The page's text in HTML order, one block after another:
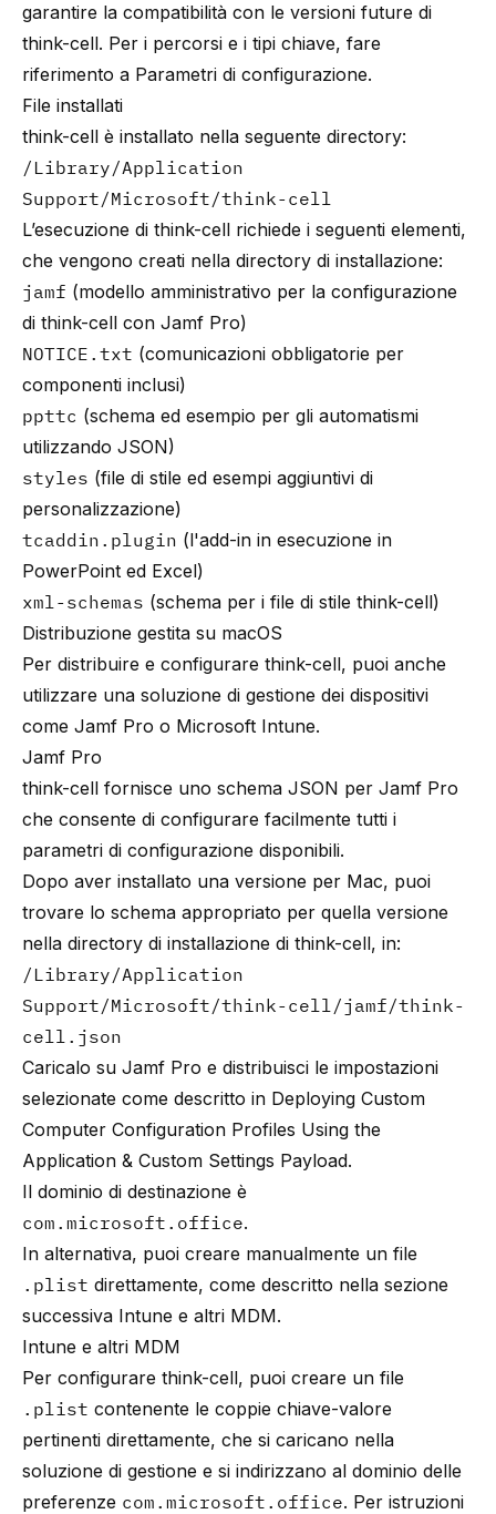
garantire la compatibilità con le versioni future di
think-cell. Per i percorsi e i tipi chiave, fare
riferimento a Parametri di configurazione.
File installati
think-cell è installato nella seguente directory:
/Library/Application
Support/Microsoft/think-cell
L’esecuzione di think-cell richiede i seguenti elementi,
che vengono creati nella directory di installazione:
jamf (modello amministrativo per la configurazione
di think-cell con Jamf Pro)
NOTICE.txt (comunicazioni obbligatorie per
componenti inclusi)
ppttc (schema ed esempio per gli automatismi
utilizzando JSON)
styles (file di stile ed esempi aggiuntivi di
personalizzazione)
tcaddin.plugin (l'add-in in esecuzione in
PowerPoint ed Excel)
xml-schemas (schema per i file di stile think-cell)
Distribuzione gestita su macOS
Per distribuire e configurare think-cell, puoi anche
utilizzare una soluzione di gestione dei dispositivi
come Jamf Pro o Microsoft Intune.
Jamf Pro
think-cell fornisce uno schema JSON per Jamf Pro
che consente di configurare facilmente tutti i
parametri di configurazione disponibili.
Dopo aver installato una versione per Mac, puoi
trovare lo schema appropriato per quella versione
nella directory di installazione di think-cell, in:
/Library/Application
Support/Microsoft/think-cell/jamf/think-
cell.json
Caricalo su Jamf Pro e distribuisci le impostazioni
selezionate come descritto in Deploying Custom
Computer Configuration Profiles Using the
Application & Custom Settings Payload.
Il dominio di destinazione è
com.microsoft.office.
In alternativa, puoi creare manualmente un file
.plist direttamente, come descritto nella sezione
successiva Intune e altri MDM.
Intune e altri MDM
Per configurare think-cell, puoi creare un file
.plist contenente le coppie chiave-valore
pertinenti direttamente, che si caricano nella
soluzione di gestione e si indirizzano al dominio delle
preferenze com.microsoft.office. Per istruzioni